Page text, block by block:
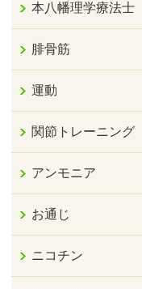
本八幡理学療法士
腓骨筋
運動
関節トレーニング
アンモニア
お通じ
ニコチン